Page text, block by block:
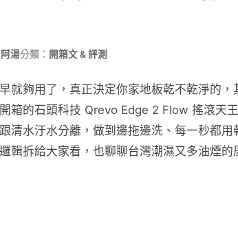
阿湯分類： 開箱文 & 評測
就夠用了，真正決定你家地板乾不乾淨的
箱的石頭科技 Qrevo Edge 2 Flow 搖滾天
清水汙水分離，做到邊拖邊洗、每一秒都
輯拆給大家看，也聊聊台灣潮濕又多油煙